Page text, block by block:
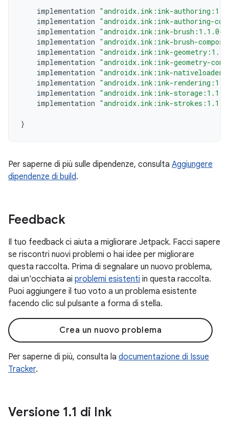
implementation "androidx.ink:ink-
implementation "androidx.ink:ink-authoring-
implementation "androidx.ink:ink-brush:1.1.0-
implementation "androidx.ink:ink-brush-
implementation "androidx.ink:ink-
implementation "androidx.ink:ink-geometry-
implementation "androidx.ink:ink-
implementation "androidx.ink:ink-
implementation "androidx.ink:ink-
implementation "androidx.ink:ink-
}
Per saperne di più sulle dipendenze, consulta Aggiungere
dipendenze di build.
Feedback
Il tuo feedback ci aiuta a migliorare Jetpack. Facci sapere
se riscontri nuovi problemi o hai idee per migliorare
questa raccolta. Prima di segnalare un nuovo problema,
dai un'occhiata ai problemi esistenti in questa raccolta.
Puoi aggiungere il tuo voto a un problema esistente
facendo clic sul pulsante a forma di stella.
Crea un nuovo problema
Per saperne di più, consulta la documentazione di Issue
Tracker.
Versione 1.1 di Ink